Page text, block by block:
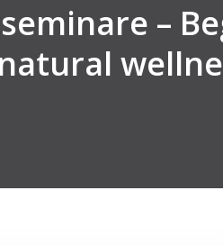
–
natural